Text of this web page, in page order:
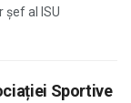
șef al ISU
Sportive